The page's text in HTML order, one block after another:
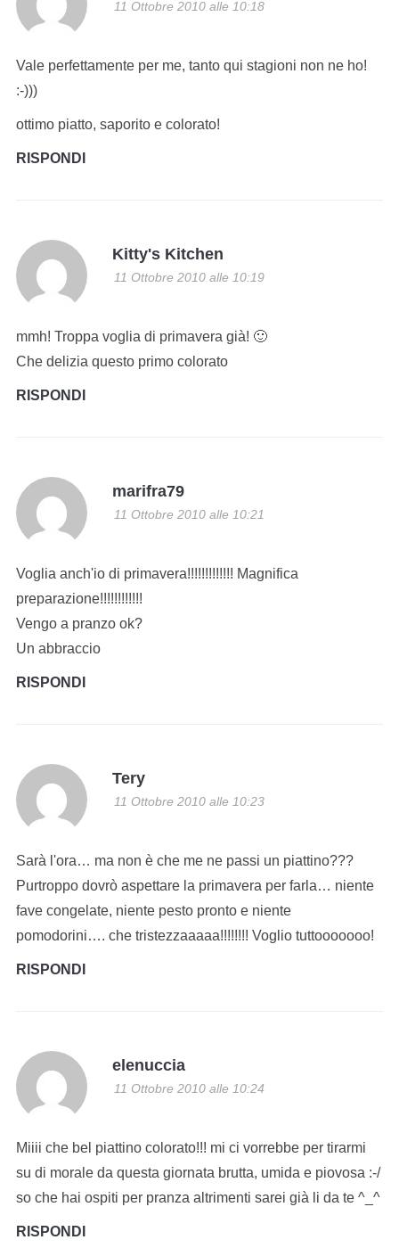
11 Ottobre 2010 alle 10:18
Vale perfettamente per me, tanto qui stagioni non ne ho!
:-)))
ottimo piatto, saporito e colorato!
RISPONDI
Kitty's Kitchen
11 Ottobre 2010 alle 10:19
mmh! Troppa voglia di primavera già! 🙂
Che delizia questo primo colorato
RISPONDI
marifra79
11 Ottobre 2010 alle 10:21
Voglia anch'io di primavera!!!!!!!!!!!!! Magnifica
preparazione!!!!!!!!!!!!
Vengo a pranzo ok?
Un abbraccio
RISPONDI
Tery
11 Ottobre 2010 alle 10:23
Sarà l'ora… ma non è che me ne passi un piattino???
Purtroppo dovrò aspettare la primavera per farla… niente
fave congelate, niente pesto pronto e niente
pomodorini…. che tristezzaaaaa!!!!!!!! Voglio tuttooooooo!
RISPONDI
elenuccia
11 Ottobre 2010 alle 10:24
Miiii che bel piattino colorato!!! mi ci vorrebbe per tirarmi
su di morale da questa giornata brutta, umida e piovosa :-/
so che hai ospiti per pranza altrimenti sarei già li da te ^_^
RISPONDI